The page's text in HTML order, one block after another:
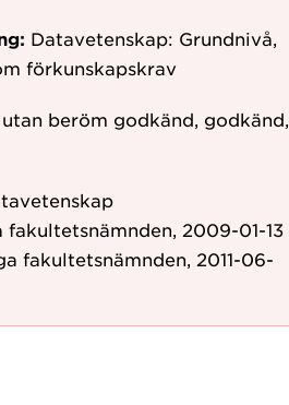
Datavetenskap: Grundnivå,
förkunskapskrav
beröm godkänd, godkänd,
2009-01-13
fakultetsnämnden, 2011-06-